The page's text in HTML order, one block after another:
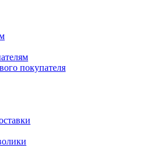
покупателя